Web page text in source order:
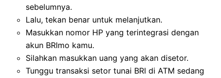
sebelumnya.
Lalu, tekan benar untuk melanjutkan.
Masukkan nomor HP yang terintegrasi dengan
akun BRImo kamu.
Silahkan masukkan uang yang akan disetor.
Tunggu transaksi setor tunai BRI di ATM sedang